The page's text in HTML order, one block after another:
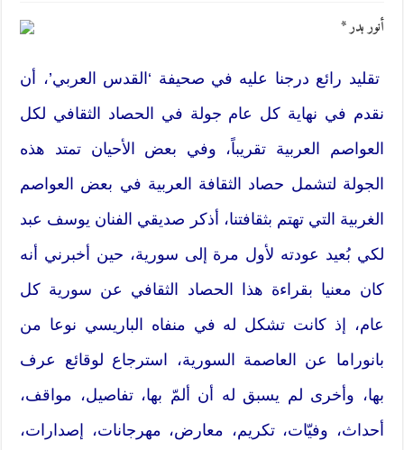
أنور بدر *
تقليد رائع درجنا عليه في صحيفة ‘القدس العربي’، أن
نقدم في نهاية كل عام جولة في الحصاد الثقافي لكل
العواصم العربية تقريباً، وفي بعض الأحيان تمتد هذه
الجولة لتشمل حصاد الثقافة العربية في بعض العواصم
الغربية التي تهتم بثقافتنا، أذكر صديقي الفنان يوسف عبد
لكي بُعيد عودته لأول مرة إلى سورية، حين أخبرني أنه
كان معنيا بقراءة هذا الحصاد الثقافي عن سورية كل
عام، إذ كانت تشكل له في منفاه الباريسي نوعا من
بانوراما عن العاصمة السورية، استرجاع لوقائع عرف
بها، وأخرى لم يسبق له أن ألمّ بها، تفاصيل، مواقف،
أحداث، وفيّات، تكريم، معارض، مهرجانات، إصدارات،